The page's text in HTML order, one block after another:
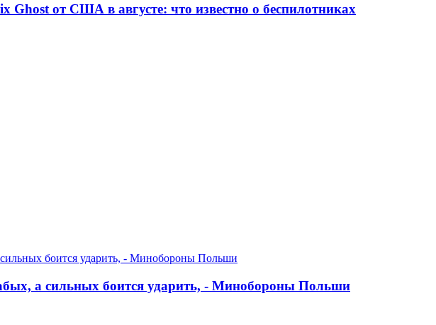
Ghost от США в августе: что известно о беспилотниках
а сильных боится ударить, - Минобороны Польши